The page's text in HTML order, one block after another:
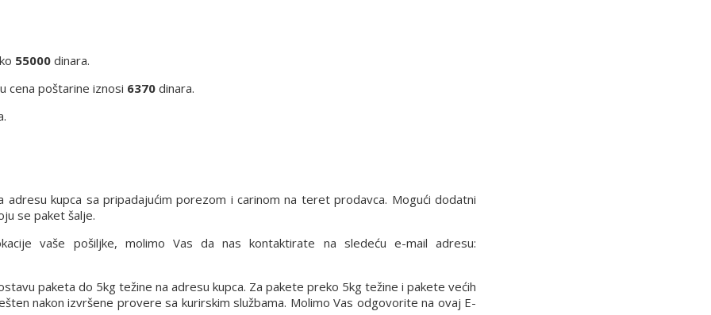
55000 dinara.
cena poštarine iznosi 6370 dinara.
kupca sa pripadajućim porezom i carinom na teret prodavca. Mogući dodatni
se paket šalje.
vaše pošiljke, molimo Vas da nas kontaktirate na sledeću e-mail adresu:
paketa do 5kg težine na adresu kupca. Za pakete preko 5kg težine i pakete većih
nakon izvršene provere sa kurirskim službama. Molimo Vas odgovorite na ovaj E-